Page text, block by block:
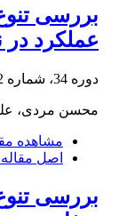
بررسی
عملکرد
دوره 34، شماره 2، 1382
محسن مردی،
مشاهده
اصل مقاله
بررسی